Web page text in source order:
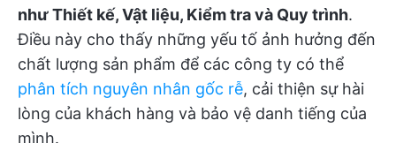
như Thiết kế, Vật liệu, Kiểm tra và Quy trình.
Điều này cho thấy những yếu tố ảnh hưởng đến
chất lượng sản phẩm để các công ty có thể
phân tích nguyên nhân gốc rễ, cải thiện sự hài
lòng của khách hàng và bảo vệ danh tiếng của
mình.